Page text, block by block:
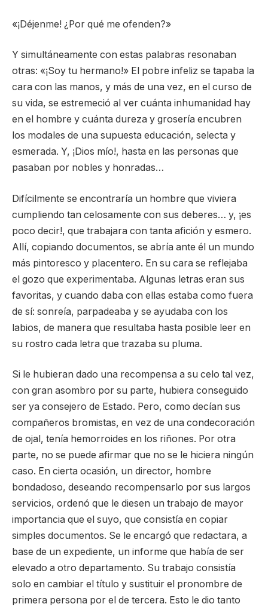
«¡Déjenme! ¿Por qué me ofenden?»
Y simultáneamente con estas palabras resonaban
otras: «¡Soy tu hermano!» El pobre infeliz se tapaba la
cara con las manos, y más de una vez, en el curso de
su vida, se estremeció al ver cuánta inhumanidad hay
en el hombre y cuánta dureza y grosería encubren
los modales de una supuesta educación, selecta y
esmerada. Y, ¡Dios mío!, hasta en las personas que
pasaban por nobles y honradas…
Difícilmente se encontraría un hombre que viviera
cumpliendo tan celosamente con sus deberes… y, ¡es
poco decir!, que trabajara con tanta afición y esmero.
Allí, copiando documentos, se abría ante él un mundo
más pintoresco y placentero. En su cara se reflejaba
el gozo que experimentaba. Algunas letras eran sus
favoritas, y cuando daba con ellas estaba como fuera
de sí: sonreía, parpadeaba y se ayudaba con los
labios, de manera que resultaba hasta posible leer en
su rostro cada letra que trazaba su pluma.
Si le hubieran dado una recompensa a su celo tal vez,
con gran asombro por su parte, hubiera conseguido
ser ya consejero de Estado. Pero, como decían sus
compañeros bromistas, en vez de una condecoración
de ojal, tenía hemorroides en los riñones. Por otra
parte, no se puede afirmar que no se le hiciera ningún
caso. En cierta ocasión, un director, hombre
bondadoso, deseando recompensarlo por sus largos
servicios, ordenó que le diesen un trabajo de mayor
importancia que el suyo, que consistía en copiar
simples documentos. Se le encargó que redactara, a
base de un expediente, un informe que había de ser
elevado a otro departamento. Su trabajo consistía
solo en cambiar el título y sustituir el pronombre de
primera persona por el de tercera. Esto le dio tanto